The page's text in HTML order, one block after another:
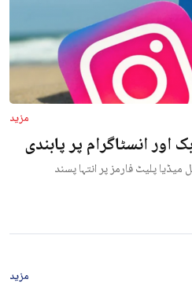
مزید
انسٹاگرام پر پابندی
پلیٹ فارمز پر انتہا پسند
مزید